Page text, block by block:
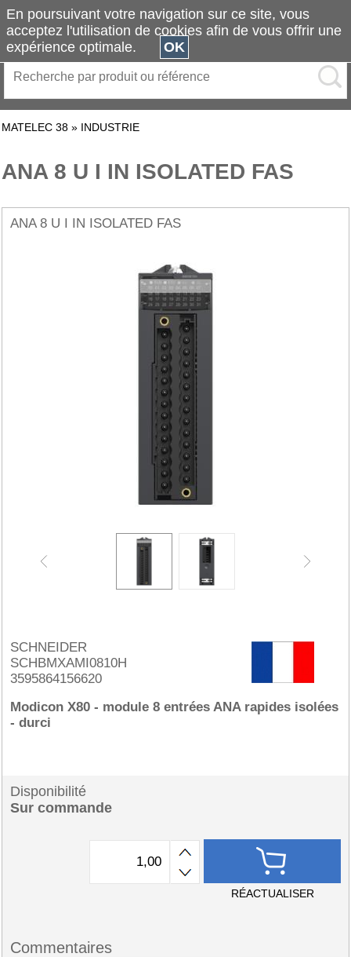
MATELEC 38 » INDUSTRIE
ANA 8 U I IN ISOLATED FAS
ANA 8 U I IN ISOLATED FAS
SCHNEIDER
SCHBMXAMI0810H
3595864156620
Modicon X80 - module 8 entrées ANA rapides isolées
- durci
Disponibilité
Sur commande
RÉACTUALISER
Commentaires
En poursuivant votre navigation sur ce site, vous
acceptez l'utilisation de cookies afin de vous offrir une
expérience optimale.
OK